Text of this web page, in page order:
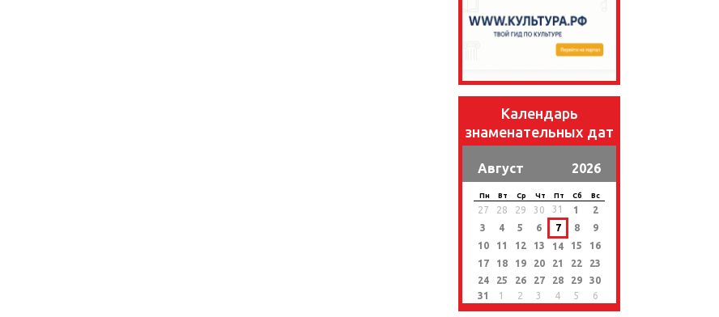
Календарь
знаменательных дат
Август 2026
Пн Вт Ср Чт Пт Сб Вс
27 28 29 30 31 1
2
3
4 5 6 7 8
9
10
11 12 13 14 15
16
17
18 19 20 21 22
23
24
25 26 27 28 29
30
31
1 2 3 4 5 6